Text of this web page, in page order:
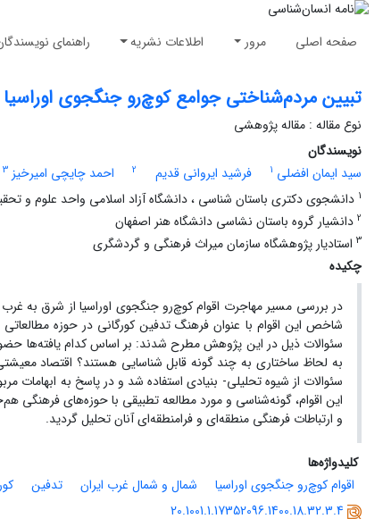
صفحه اصلی مرور اطلاعات نشریه راهنمای
تبیین مردم‌شناختی جوامع کوچ‌رو جنگجوی
نوع مقاله : مقاله پژوهشی
نویسندگان
سید ایمان افضلی 1 فرشید ایروانی قدیم 2 احمد چایچی امیرخیز 3
1 دانشجوی دکتری باستان شناسی ، دانشگاه آزاد اسلامی واحد علوم و
2 دانشیار گروه باستان نشاسی دانشگاه هنر اصفهان
3 استادیار پژوهشگاه سازمان میراث فرهنگی و گردشگری
چکیده
در بررسی مسیر مهاجرت‌ اقوام کوچ‌رو جنگجوی ‌اوراسیا از شرق به
شاخص این اقوام با عنوان فرهنگ تدفین کورگانی در حوزه
سئوالات ذیل در این پژوهش مطرح شدند: بر اساس کدام یافته‌ها
به لحاظ ساختاری به چند گونه قابل شناسایی هستند؟ اقتصاد
سئوالات از شیوه تحلیلی- بنیادی استفاده شد و در پاسخ به ابهامات
این اقوام، گونه‌شناسی و مورد مطالعه تطبیقی با حوزه‌های فرهنگی
و ارتباطات فرهنگی منطقه‌ای و فرامنطقه‌ای آنان تحلیل گردید.
کلیدواژه‌ها
اقوام کوچ‌رو جنگجوی اوراسیا
شمال و شمال غرب ایران تدفین
20.1001.1.17352096.1400.18.32.3.4